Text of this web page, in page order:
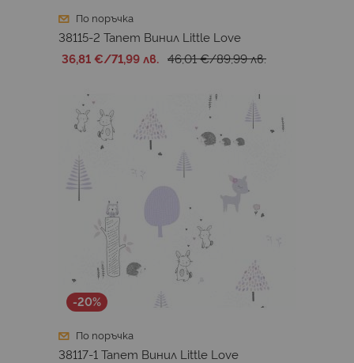
По поръчка
38115-2 Тапет Винил Little Love
36,81 €/71,99 лв. 46,01 €/89,99 лв.
-20%
По поръчка
38117-1 Тапет Винил Little Love